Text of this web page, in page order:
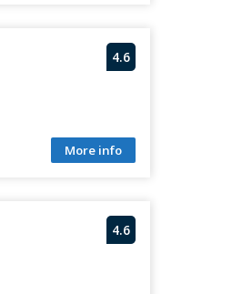
4.6
More info
4.6